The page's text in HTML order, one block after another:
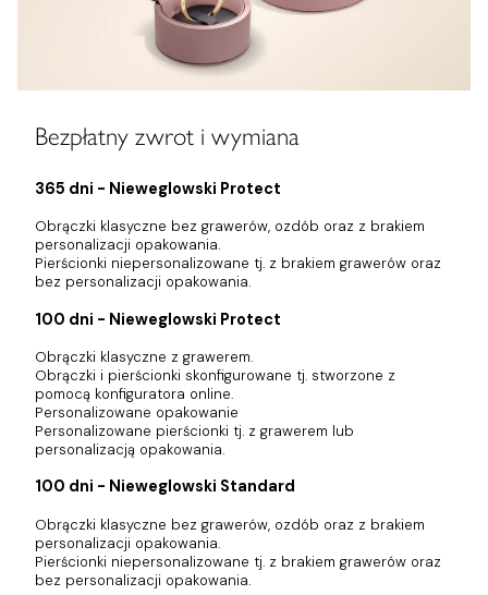
Bezpłatny zwrot i wymiana
365 dni - Nieweglowski Protect
Obrączki klasyczne bez grawerów, ozdób oraz z brakiem
personalizacji opakowania.
Pierścionki niepersonalizowane tj. z brakiem grawerów oraz
bez personalizacji opakowania.
100 dni - Nieweglowski Protect
Obrączki klasyczne z grawerem.
Obrączki i pierścionki skonfigurowane tj. stworzone z
pomocą konfiguratora online.
Personalizowane opakowanie
Personalizowane pierścionki tj. z grawerem lub
personalizacją opakowania.
100 dni - Nieweglowski Standard
Obrączki klasyczne bez grawerów, ozdób oraz z brakiem
personalizacji opakowania.
Pierścionki niepersonalizowane tj. z brakiem grawerów oraz
bez personalizacji opakowania.